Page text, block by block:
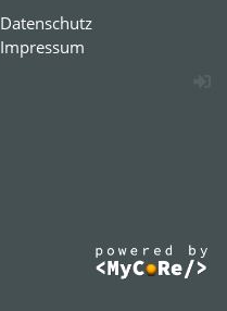
Datenschutz
Impressum